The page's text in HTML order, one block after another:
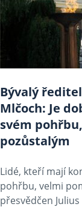
Bývalý
Mlčoch: Je
svém
pozůstalým
Lidé, kteří mají
pohřbu, velmi
přesvědčen